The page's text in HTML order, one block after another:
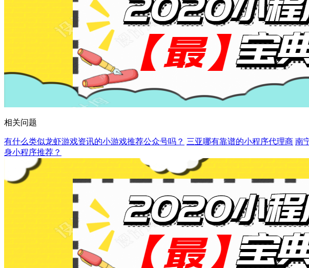
相关问题
有什么类似龙虾游戏资讯的小游戏推荐公众号吗？ 三亚哪有靠谱的小程序代理商 南
身小程序推荐？